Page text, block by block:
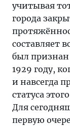
учитывая
города
составляет
был
1929 году,
и навсегда
статуса
Для
первую